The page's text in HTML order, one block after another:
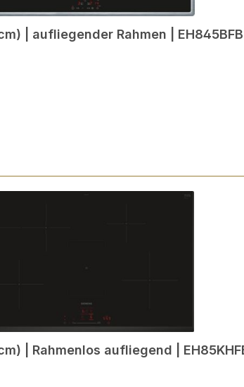
| aufliegender Rahmen |
| Rahmenlos aufliegend |